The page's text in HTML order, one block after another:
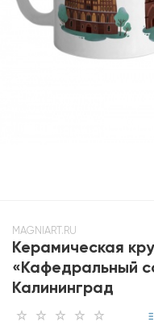
MAGNIART.RU
Керамическая
«Кафедральный
Калининград